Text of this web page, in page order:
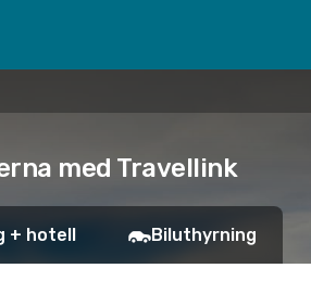
med Travellink
+ hotell Biluthyrning